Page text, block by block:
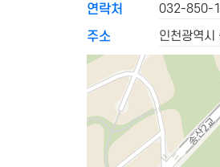
연락처
032-850-
주소
인천광역